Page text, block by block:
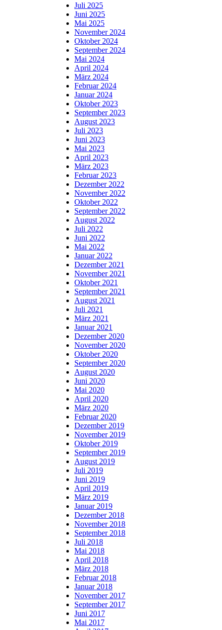
Juli 2025
Juni 2025
Mai 2025
November 2024
Oktober 2024
September 2024
Mai 2024
April 2024
März 2024
Februar 2024
Januar 2024
Oktober 2023
September 2023
August 2023
Juli 2023
Juni 2023
Mai 2023
April 2023
März 2023
Februar 2023
Dezember 2022
November 2022
Oktober 2022
September 2022
August 2022
Juli 2022
Juni 2022
Mai 2022
Januar 2022
Dezember 2021
November 2021
Oktober 2021
September 2021
August 2021
Juli 2021
März 2021
Januar 2021
Dezember 2020
November 2020
Oktober 2020
September 2020
August 2020
Juni 2020
Mai 2020
April 2020
März 2020
Februar 2020
Dezember 2019
November 2019
Oktober 2019
September 2019
August 2019
Juli 2019
Juni 2019
April 2019
März 2019
Januar 2019
Dezember 2018
November 2018
September 2018
Juli 2018
Mai 2018
April 2018
März 2018
Februar 2018
Januar 2018
November 2017
September 2017
Juni 2017
Mai 2017